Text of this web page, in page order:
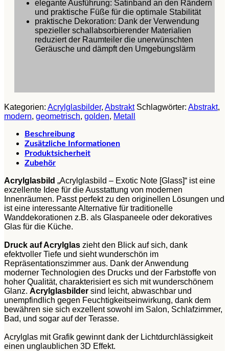
elegante Ausführung: Satinband an den Rändern
und praktische Füße für die optimale Stabilität
praktische Dekoration: Dank der Verwendung
spezieller schallabsorbierender Materialien
reduziert der Raumteiler die unerwünschten
Geräusche und dämpft den Umgebungslärm
Kategorien: Acrylglasbilder, Abstrakt Schlagwörter: Abstrakt,
modern, geometrisch, golden, Metall
Beschreibung
Zusätzliche Informationen
Produktsicherheit
Zubehör
Acrylglasbild „Acrylglasbild – Exotic Note [Glass]“ ist eine
exzellente Idee für die Ausstattung von modernen
Innenräumen. Passt perfekt zu den originellen Lösungen und
ist eine interessante Alternative für traditionelle
Wanddekorationen z.B. als Glaspaneele oder dekoratives
Glas für die Küche.
Druck auf Acrylglas zieht den Blick auf sich, dank
efektvoller Tiefe und sieht wunderschön im
Repräsentationszimmer aus. Dank der Anwendung
moderner Technologien des Drucks und der Farbstoffe von
hoher Qualität, charakterisiert es sich mit wunderschönem
Glanz. Acrylglasbilder sind leicht, abwaschbar und
unempfindlich gegen Feuchtigkeitseinwirkung, dank dem
bewähren sie sich exzellent sowohl im Salon, Schlafzimmer,
Bad, und sogar auf der Terasse.
Acrylglas mit Grafik gewinnt dank der Lichtdurchlässigkeit
einen unglaublichen 3D Effekt.